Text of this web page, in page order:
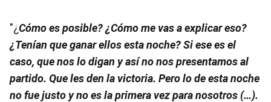
"¿Cómo es posible? ¿Cómo me vas a explicar eso?
¿Tenían que ganar ellos esta noche? Si ese es el
caso, que nos lo digan y así no nos presentamos al
partido. Que les den la victoria. Pero lo de esta noche
no fue justo y no es la primera vez para nosotros (…).